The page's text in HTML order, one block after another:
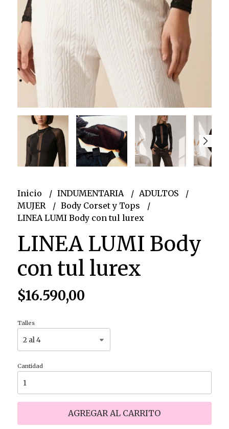
Inicio INDUMENTARIA
ADULTOS
MUJER
Body Corset y Tops
LINEA LUMI Body con tul lurex
LINEA LUMI Body
con tul lurex
$16.590,00
Talles
Cantidad
AGREGAR AL CARRITO